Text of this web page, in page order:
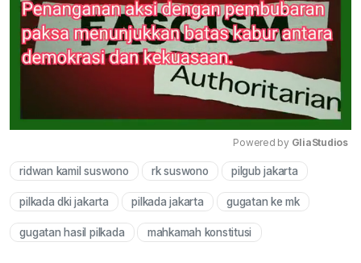
Mute
Powered by GliaStudios
ridwan kamil suswono rk suswono pilgub jakarta
pilkada dki jakarta pilkada jakarta gugatan ke mk
gugatan hasil pilkada mahkamah konstitusi